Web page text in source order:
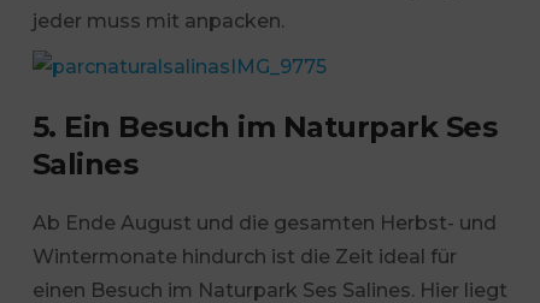
jeder muss mit anpacken.
5. Ein Besuch im Naturpark Ses
Salines
Ab Ende August und die gesamten Herbst- und
Wintermonate hindurch ist die Zeit ideal für
einen Besuch im Naturpark Ses Salines. Hier liegt